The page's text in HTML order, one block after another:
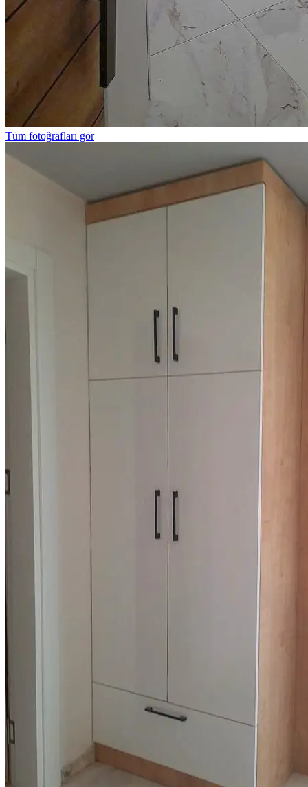
Tüm fotoğrafları gör